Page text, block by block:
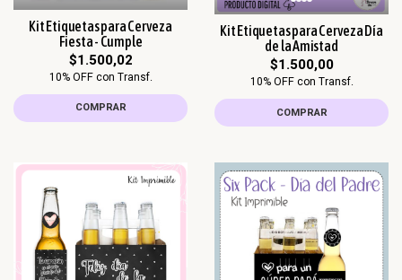
Kit Etiquetas para Cerveza
Fiesta - Cumple
$1.500,02
10% OFF con Transf.
COMPRAR
Kit Etiquetas para Cerveza Día
de la Amistad
$1.500,00
10% OFF con Transf.
COMPRAR